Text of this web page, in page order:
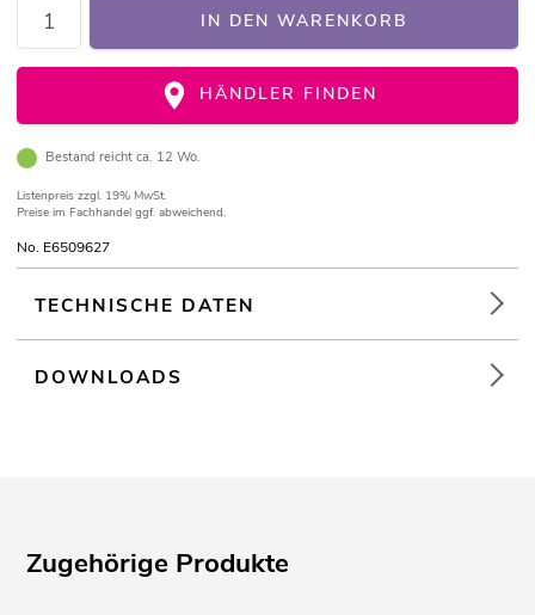
IN DEN WARENKORB
HÄNDLER FINDEN
Bestand reicht ca. 12 Wo.
Listenpreis zzgl. 19% MwSt.
Preise im Fachhandel ggf. abweichend.
No. E6509627
TECHNISCHE DATEN
DOWNLOADS
Zugehörige Produkte